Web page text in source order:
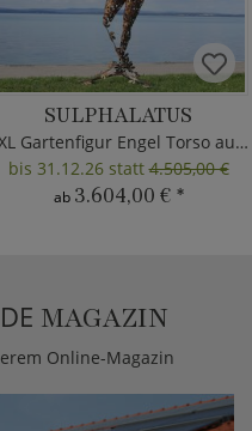
SULPHALATUS
XXL Gartenfigur Engel Torso aus Metall
bis 31.12.26 statt4.505,00 €
ab 3.604,00 € *
MAGAZIN
Online-Magazin